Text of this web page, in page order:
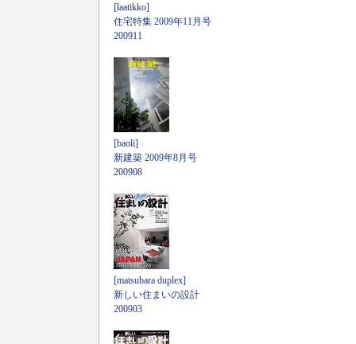
[laatikko]
住宅特集 2009年11月号
200911
[baoli]
新建築 2009年8月号
200908
[matsubara duplex]
新しい住まいの設計
200903